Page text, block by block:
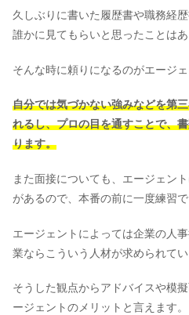
久しぶりに書いた履歴書や職務経
誰かに見てもらいと思ったことは
そんな時に頼りになるのがエージェ
自分では気づかない強みなどを第
れるし、プロの目を通すことで、
ります。
また面接についても、エージェン
があるので、本番の前に一度練習
エージェントによっては企業の人
業ならこういう人材が求められてい
そうした観点からアドバイスや模
ージェントのメリットと言えます。